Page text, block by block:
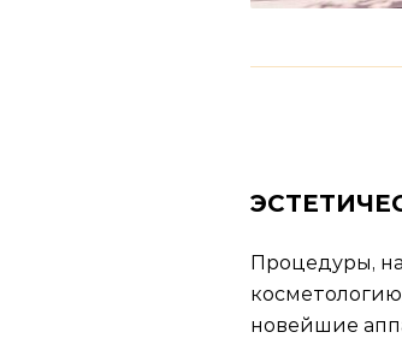
Процедуры,
новейшие